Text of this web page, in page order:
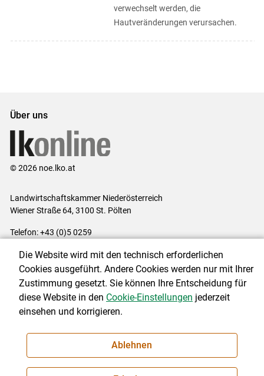
verwechselt werden, die
Hautveränderungen verursachen.
Über uns
© 2026 noe.lko.at
Landwirtschaftskammer Niederösterreich
Wiener Straße 64, 3100 St. Pölten
Telefon: +43 (0)5 0259
Impressum|Kontakt|Datenschutzerklärung|Barrierefreiheit|
Cookie-Einstellungen
NEWSLETTER
Die Website wird mit den technisch erforderlichen
Cookies ausgeführt. Andere Cookies werden nur mit Ihrer
Zustimmung gesetzt. Sie können Ihre Entscheidung für
diese Website in den Cookie-Einstellungen jederzeit
einsehen und korrigieren.
Ablehnen